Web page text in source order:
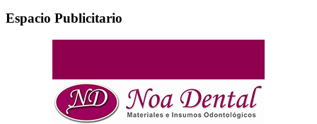
Espacio Publicitario